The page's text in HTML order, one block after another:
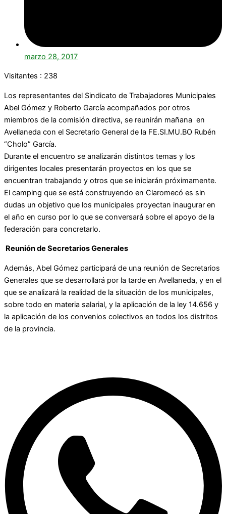
marzo 28, 2017
Visitantes : 238
Los representantes del Sindicato de Trabajadores Municipales
Abel Gómez y Roberto García acompañados por otros
miembros de la comisión directiva, se reunirán mañana en
Avellaneda con el Secretario General de la FE.SI.MU.BO Rubén
“Cholo” García.
Durante el encuentro se analizarán distintos temas y los
dirigentes locales presentarán proyectos en los que se
encuentran trabajando y otros que se iniciarán próximamente.
El camping que se está construyendo en Claromecó es sin
dudas un objetivo que los municipales proyectan inaugurar en
el año en curso por lo que se conversará sobre el apoyo de la
federación para concretarlo.
Reunión de Secretarios Generales
Además, Abel Gómez participará de una reunión de Secretarios
Generales que se desarrollará por la tarde en Avellaneda, y en el
que se analizará la realidad de la situación de los municipales,
sobre todo en materia salarial, y la aplicación de la ley 14.656 y
la aplicación de los convenios colectivos en todos los distritos
de la provincia.